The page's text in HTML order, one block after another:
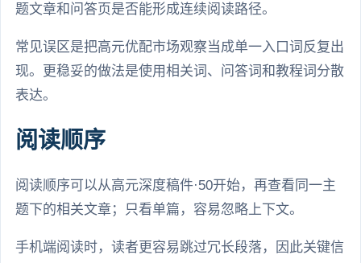
题文章和问答页是否能形成连续阅读路径。
常见误区是把高元优配市场观察当成单一入口词反复出
现。更稳妥的做法是使用相关词、问答词和教程词分散
表达。
阅读顺序
阅读顺序可以从高元深度稿件·50开始，再查看同一主
题下的相关文章；只看单篇，容易忽略上下文。
手机端阅读时，读者更容易跳过冗长段落，因此关键信